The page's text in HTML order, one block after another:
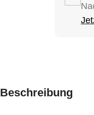
Beschreibung